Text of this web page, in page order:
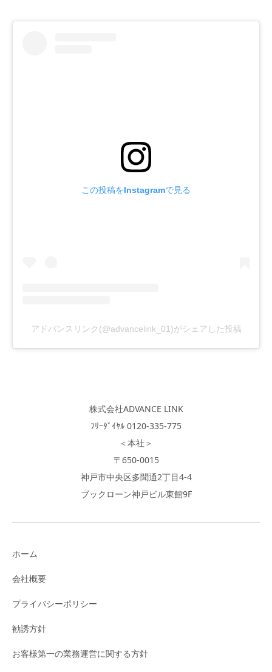
この投稿をInstagramで見る
アドバンスリンク(@advancelink_01)がシェアした投稿
株式会社ADVANCE LINK
ﾌﾘｰﾀﾞｲﾔﾙ 0120-335-775
＜本社＞
〒650-0015
神戸市中央区多聞通2丁目4-4
ブックローン神戸ビル東館9F
ホーム
会社概要
プライバシーポリシー
勧誘方針
お客様第一の業務運営に関する方針